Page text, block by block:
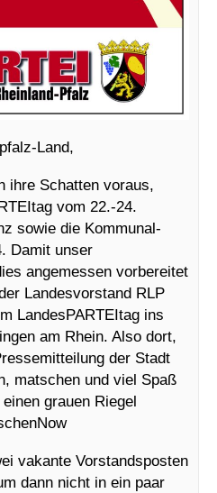
Land,
ihre Schatten voraus,
vom 22.-24.
sowie die Kommunal-
Damit unser
angemessen vorbereitet
Landesvorstand RLP
LandesPARTEItag ins
am Rhein. Also dort,
der Stadt
matschen und viel Spaß
grauen Riegel
vakante Vorstandsposten
dann nicht in ein paar